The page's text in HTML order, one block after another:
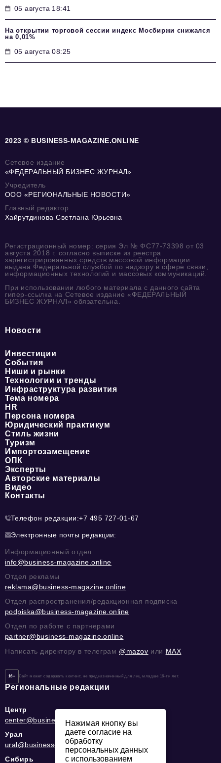
05 августа 18:41
На открытии торговой сессии индекс Мосбиржи снижался
на 0,01%
05 августа 08:25
2023 © BUSINESS-MAGAZINE.ONLINE
Сетевое издание
«ФЕДЕРАЛЬНЫЙ БИЗНЕС ЖУРНАЛ»
Учредитель
ООО «РЕГИОНАЛЬНЫЕ НОВОСТИ»
Главный редактор
Хайрутдинова Светлана Юрьевна
Регистрационный номер: серия Эл № ФС77-73398 от 03
августа 2018 г. согласно выписке из реестра
зарегистрированных средств массовой информации
выдана Федеральной службой по надзору в сфере связи,
информационных технологий и массовых коммуникаций.
При использовании любого материала с данного сайта
гипер-ссылка на Сетевое издание «ФЕДЕРАЛЬНЫЙ
БИЗНЕС ЖУРНАЛ» обязательна.
Новости
Инвестиции
События
Ниши и рынки
Технологии и тренды
Инфраструктура развития
Тема номера
HR
Персона номера
Юридический практикум
Стиль жизни
Туризм
Импортозамещение
ОПК
Эксперты
Авторские материалы
Видео
Контакты
Телефон редакции:+7 495 727-01-67
Электронные почты редакции:
Информационный отдел
info@business-magazine.online
Отдел рекламы
reklama@business-magazine.online
Отдел распространения/редакционная подписка
podpiska@business-magazine.online
Отдел по работе с партнерами
partner@business-magazine.online
Написать директору в телеграм @mazov или MAX
16+ Сайт может содержать контент, не предназначенный для лиц младше 16-ти лет.
Региональные редакции
Центр
center@business-magazine.online
Урал
ural@business-magazine.online
Сибирь
Нажимая кнопку вы
даете согласие на
обработку
персональных данных
с использованием